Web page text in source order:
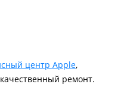
центр Apple,
ремонт.